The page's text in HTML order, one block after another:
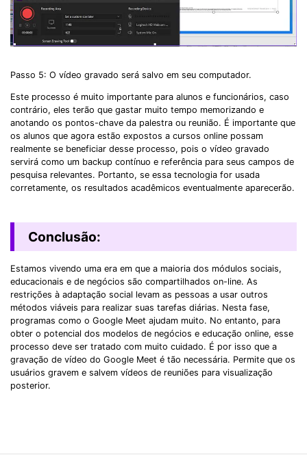
Passo 5: O vídeo gravado será salvo em seu computador.
Este processo é muito importante para alunos e funcionários, caso
contrário, eles terão que gastar muito tempo memorizando e
anotando os pontos-chave da palestra ou reunião. É importante que
os alunos que agora estão expostos a cursos online possam
realmente se beneficiar desse processo, pois o vídeo gravado
servirá como um backup contínuo e referência para seus campos de
pesquisa relevantes. Portanto, se essa tecnologia for usada
corretamente, os resultados acadêmicos eventualmente aparecerão.
Conclusão:
Estamos vivendo uma era em que a maioria dos módulos sociais,
educacionais e de negócios são compartilhados on-line. As
restrições à adaptação social levam as pessoas a usar outros
métodos viáveis ​​para realizar suas tarefas diárias. Nesta fase,
programas como o Google Meet ajudam muito. No entanto, para
obter o potencial dos modelos de negócios e educação online, esse
processo deve ser tratado com muito cuidado. É por isso que a
gravação de vídeo do Google Meet é tão necessária. Permite que os
usuários gravem e salvem vídeos de reuniões para visualização
posterior.